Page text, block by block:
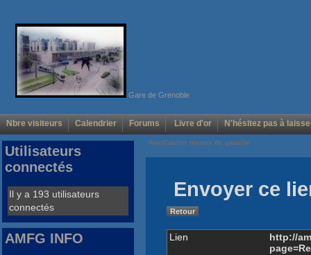
Gare de Grenoble
Nbre visiteurs Calendrier Forums Livre d'or N'hésitez pas à
Voir/Cacher menus de gauche
Envoyer ce
Retour
Lien
http://
Utilisateurs
connectés
Il y a 193 utilisateurs
connectés
AMFG INFO